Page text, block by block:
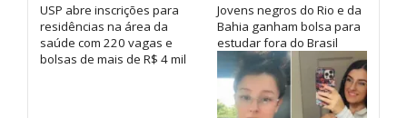
USP abre inscrições para
residências na área da
saúde com 220 vagas e
bolsas de mais de R$ 4 mil
Jovens negros do Rio e da
Bahia ganham bolsa para
estudar fora do Brasil